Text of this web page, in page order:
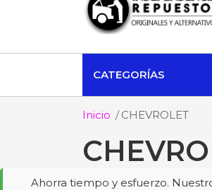
CATEGORÍAS
Inicio CHEVROLET
Ahorra tiempo y esfuerzo.